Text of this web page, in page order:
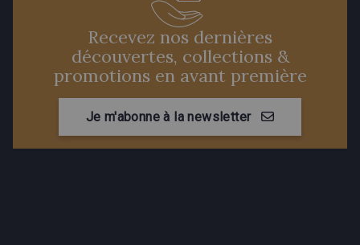
Recevez nos dernières
découvertes, collections &
promotions en avant première
Je m'abonne à la newsletter